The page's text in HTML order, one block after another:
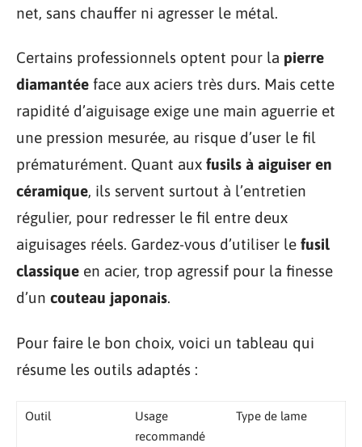
net, sans chauffer ni agresser le métal.
Certains professionnels optent pour la pierre
diamantée face aux aciers très durs. Mais cette
rapidité d’aiguisage exige une main aguerrie et
une pression mesurée, au risque d’user le fil
prématurément. Quant aux fusils à aiguiser en
céramique, ils servent surtout à l’entretien
régulier, pour redresser le fil entre deux
aiguisages réels. Gardez-vous d’utiliser le fusil
classique en acier, trop agressif pour la finesse
d’un couteau japonais.
Pour faire le bon choix, voici un tableau qui
résume les outils adaptés :
Outil
Usage
recommandé
Type de lame